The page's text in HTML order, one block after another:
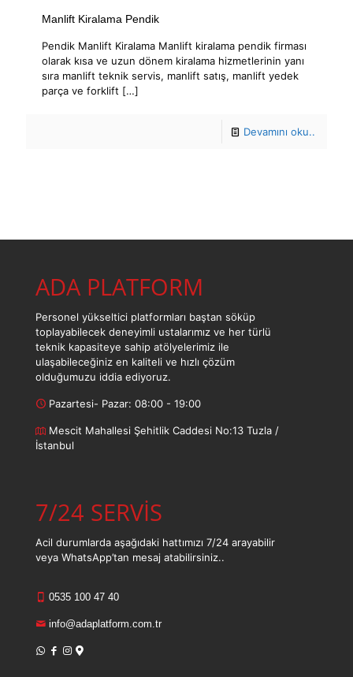
Manlift Kiralama Pendik
Pendik Manlift Kiralama Manlift kiralama pendik firması
olarak kısa ve uzun dönem kiralama hizmetlerinin yanı
sıra manlift teknik servis, manlift satış, manlift yedek
parça ve forklift […]
Devamını oku..
ADA PLATFORM
Personel yükseltici platformları baştan söküp
toplayabilecek deneyimli ustalarımız ve her türlü
teknik kapasiteye sahip atölyelerimiz ile
ulaşabileceğiniz en kaliteli ve hızlı çözüm
olduğumuzu iddia ediyoruz.
Pazartesi- Pazar: 08:00 - 19:00
Mescit Mahallesi Şehitlik Caddesi No:13 Tuzla /
İstanbul
7/24 SERVİS
Acil durumlarda aşağıdaki hattımızı 7/24 arayabilir
veya WhatsApp’tan mesaj atabilirsiniz..
0535 100 47 40
info@adaplatform.com.tr